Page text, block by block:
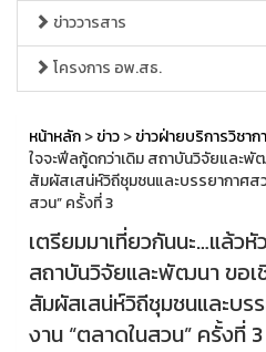
ข่าววารสาร
โครงการ อพ.สธ.
หน้าหลัก>ข่าว>ข่าวฝ่ายบริการวิชาก
ใจจะฟีลกู้ดกว่าเดิม สถาบันวิจัยและ
สัมผัสเสน่ห์วิถีชุมชนและบรรยากาศส
สวน” ครั้งที่ 3
เตรียมมาเที่ยวกันนะ…แล้ว
สถาบันวิจัยและพัฒนา ขอ
สัมผัสเสน่ห์วิถีชุมชนและบ
งาน “ตลาดในสวน” ครั้งที่ 3